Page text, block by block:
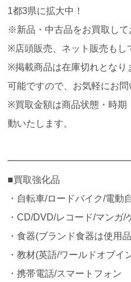
1都3県に拡大中！
※新品・中古品をお買取して
※店頭販売、ネット販売もし
※掲載商品は在庫切れとなり
可能ですので、お気軽にお問
※買取金額は商品状態・時期
動いたします。
■買取強化品
・自転車/ロードバイク/電動
・CD/DVD/レコード/マンガ/
・食器(ブランド食器は使用
・教材(英語/ワールドオブイ
・携帯電話/スマートフォン